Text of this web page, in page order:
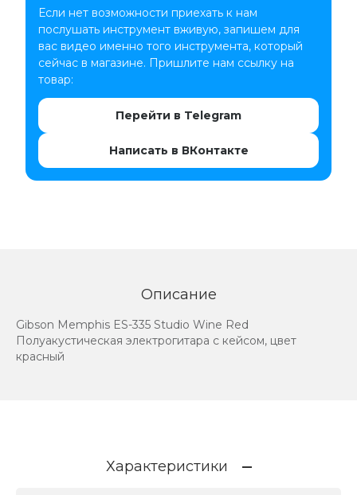
Если нет возможности приехать к нам
послушать инструмент вживую, запишем для
вас видео именно того инструмента, который
сейчас в магазине. Пришлите нам ссылку на
товар:
Перейти в Telegram
Написать в ВКонтакте
Описание
Gibson Memphis ES-335 Studio Wine Red
Полуакустическая электрогитара с кейсом, цвет
красный
Характеристики